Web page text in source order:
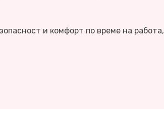
и комфорт по време на работа,